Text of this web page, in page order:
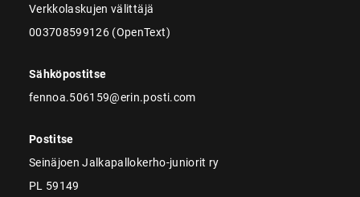
Verkkolaskujen välittäjä
003708599126 (OpenText)
Sähköpostitse
fennoa.506159@erin.posti.com
Postitse
Seinäjoen Jalkapallokerho-juniorit ry
PL 59149